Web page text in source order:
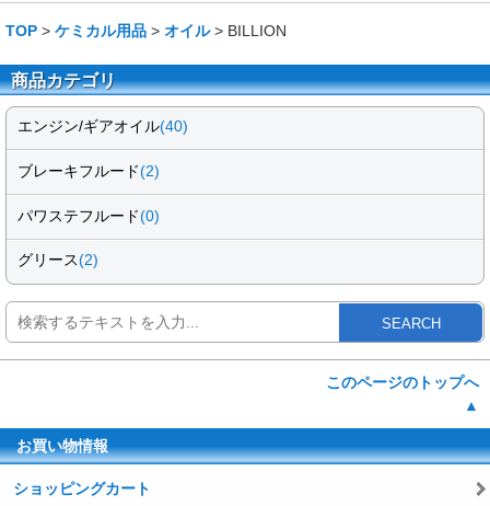
TOP > ケミカル用品 > オイル> BILLION
商品カテゴリ
エンジン/ギアオイル(40)
ブレーキフルード(2)
パワステフルード(0)
グリース(2)
SEARCH
このページのトップへ
▲
お買い物情報
ショッピングカート